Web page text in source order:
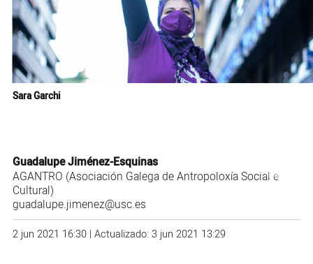
Sara Garchi
Guadalupe Jiménez-Esquinas
AGANTRO (Asociación Galega de Antropoloxía Social e
Cultural)
guadalupe.jimenez@usc.es
2 jun 2021 16:30 | Actualizado: 3 jun 2021 13:29